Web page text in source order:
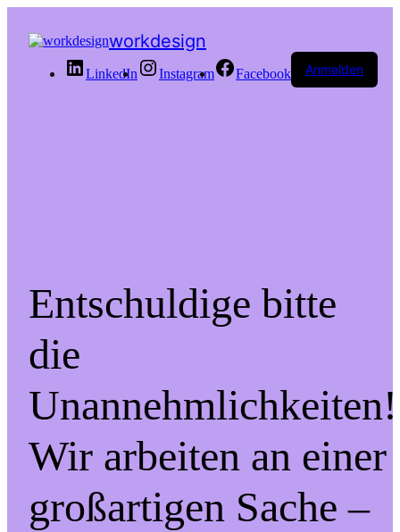
workdesign
LinkedIn Instagram Facebook Anmelden
Entschuldige bitte
die
Unannehmlichkeiten!
Wir arbeiten an einer
großartigen Sache –